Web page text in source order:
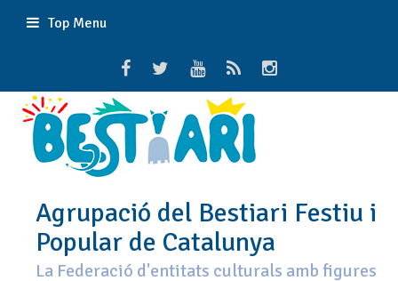
Top Menu
Agrupació del Bestiari Festiu i
Popular de Catalunya
La Federació d'entitats culturals amb figures